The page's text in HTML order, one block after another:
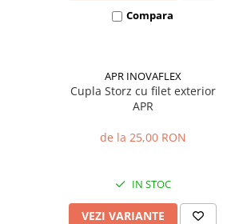
Compara
APR INOVAFLEX
Cupla Storz cu filet exterior
APR
de la 25,00 RON
IN STOC
VEZI VARIANTE